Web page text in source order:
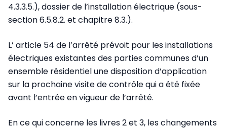
4.3.3.5.), dossier de l’installation électrique (sous-
section 6.5.8.2. et chapitre 8.3.).
L’ article 54 de l’arrêté prévoit pour les installations
électriques existantes des parties communes d’un
ensemble résidentiel une disposition d’application
sur la prochaine visite de contrôle qui a été fixée
avant l’entrée en vigueur de l’arrêté.
En ce qui concerne les livres 2 et 3, les changements